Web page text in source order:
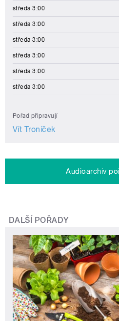
středa 3:00
středa 3:00
středa 3:00
středa 3:00
středa 3:00
středa 3:00
Pořad připravují
Vít Troníček
Audioarchiv
DALŠÍ POŘADY